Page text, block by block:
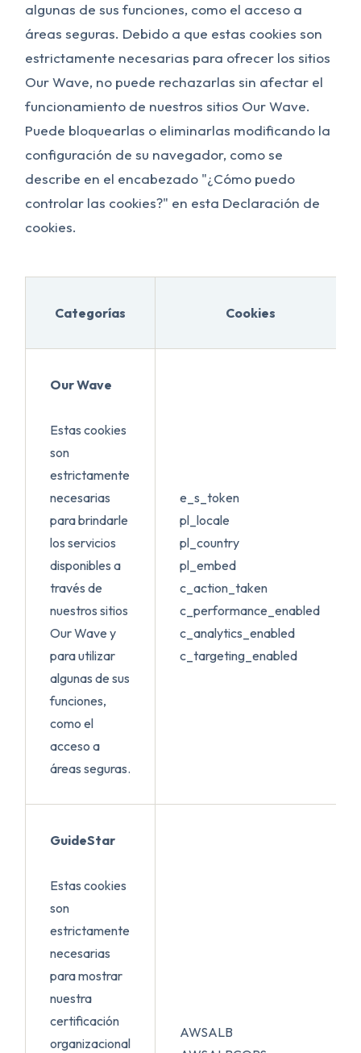
algunas de sus funciones, como el acceso a
áreas seguras. Debido a que estas cookies son
estrictamente necesarias para ofrecer los sitios
Our Wave, no puede rechazarlas sin afectar el
funcionamiento de nuestros sitios Our Wave.
Puede bloquearlas o eliminarlas modificando la
configuración de su navegador, como se
describe en el encabezado "¿Cómo puedo
controlar las cookies?" en esta Declaración de
cookies.
Categorías Cookies
Our Wave
Estas cookies
son
estrictamente
necesarias
para brindarle
los servicios
disponibles a
través de
nuestros sitios
Our Wave y
para utilizar
algunas de sus
funciones,
como el
acceso a
áreas seguras.
e_s_token
pl_locale
pl_country
pl_embed
c_action_taken
c_performance_enabled
c_analytics_enabled
c_targeting_enabled
GuideStar
Estas cookies
son
estrictamente
necesarias
para mostrar
nuestra
certificación
organizacional
AWSALB